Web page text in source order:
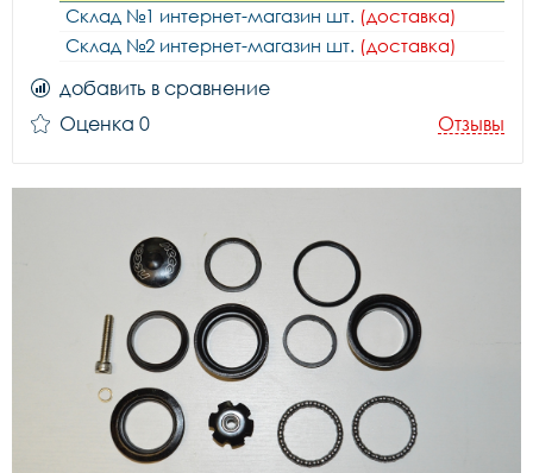
Склад №1 интернет-магазин шт. (доставка)
Склад №2 интернет-магазин шт. (доставка)
добавить в сравнение
Оценка 0
Отзывы